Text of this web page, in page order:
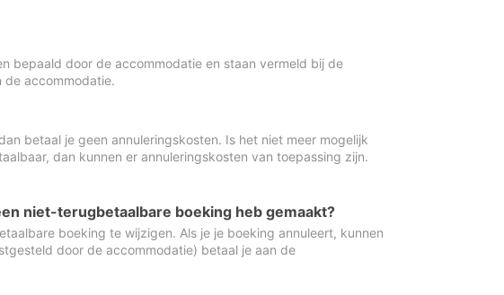
bepaald door de accommodatie en staan vermeld bij de
de accommodatie.
betaal je geen annuleringskosten. Is het niet meer mogelijk
dan kunnen er annuleringskosten van toepassing zijn.
niet-terugbetaalbare boeking heb gemaakt?
boeking te wijzigen. Als je je boeking annuleert, kunnen
door de accommodatie) betaal je aan de